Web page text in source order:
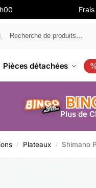
Pièces détachées
Plus de
/ Plateaux / Shimano